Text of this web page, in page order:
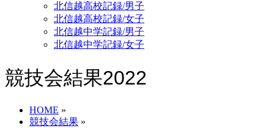
北信越高校記録/男子
北信越高校記録/女子
北信越中学記録/男子
北信越中学記録/女子
競技会結果2022
HOME »
競技会結果 »